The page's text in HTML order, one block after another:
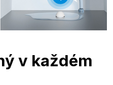
v každém